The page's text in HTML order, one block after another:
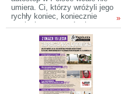
umiera. Ci, którzy wróżyli jego
rychły koniec, koniecznie
powinni przeczytać tekst o
organizowanym już po raz
czwarty Rajdzie
Autostopowiczów
PoliMacedonia.
»